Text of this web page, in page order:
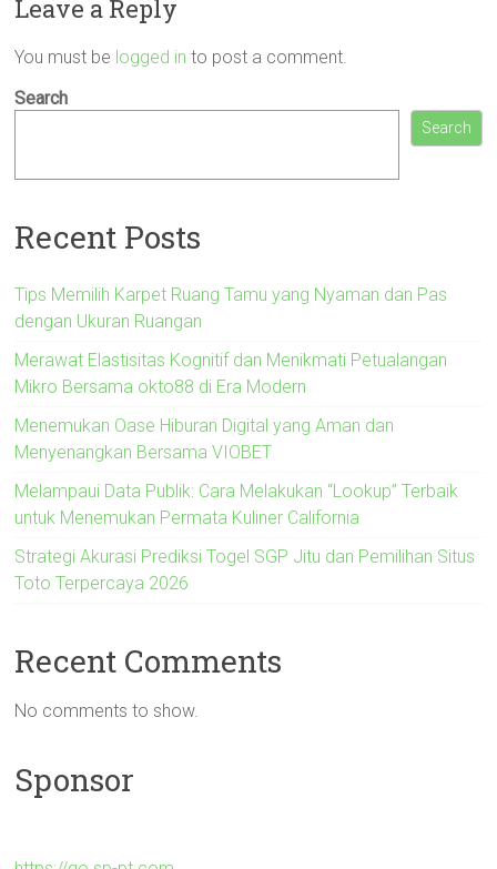
Leave a Reply
You must be logged in to post a comment.
Search
Search
Recent Posts
Tips Memilih Karpet Ruang Tamu yang Nyaman dan Pas
dengan Ukuran Ruangan
Merawat Elastisitas Kognitif dan Menikmati Petualangan
Mikro Bersama okto88 di Era Modern
Menemukan Oase Hiburan Digital yang Aman dan
Menyenangkan Bersama VIOBET
Melampaui Data Publik: Cara Melakukan “Lookup” Terbaik
untuk Menemukan Permata Kuliner California
Strategi Akurasi Prediksi Togel SGP Jitu dan Pemilihan Situs
Toto Terpercaya 2026
Recent Comments
No comments to show.
Sponsor